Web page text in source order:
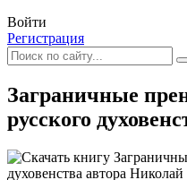
Войти
Регистрация
Заграничные
русского